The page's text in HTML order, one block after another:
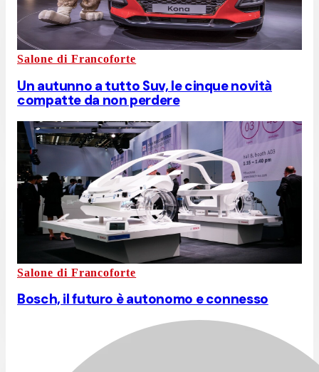
Salone di Francoforte
Un autunno a tutto Suv, le cinque novità
compatte da non perdere
Salone di Francoforte
Bosch, il futuro è autonomo e connesso